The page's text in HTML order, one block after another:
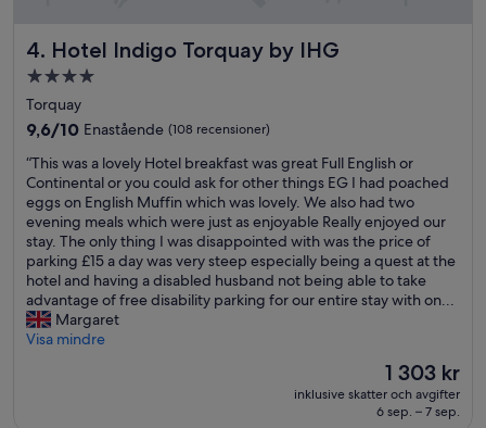
4. Hotel Indigo Torquay by IHG
Hotel Indigo Torquay by IHG
4.0-
stjärnigt
boende
Torquay
9.6
10,
Enastående,
(108 recensioner)
9,6/10 Enastående (108 recensioner)
“
T
h
i
s
w
a
s
a
l
“This was a lovely Hotel breakfast was great Full English or
Continental or you could ask for other things EG I had poached
eggs on English Muffin which was lovely. We also had two
evening meals which were just as enjoyable Really enjoyed our
stay. The only thing I was disappointed with was the price of
parking £15 a day was very steep especially being a quest at the
hotel and having a disabled husband not being able to take
advantage of free disability parking for our entire stay with on...
Margaret
Visa mindre
Priset
1 303 kr
1 303 kr
inklusive skatter och avgifter
6 sep. – 7 sep.